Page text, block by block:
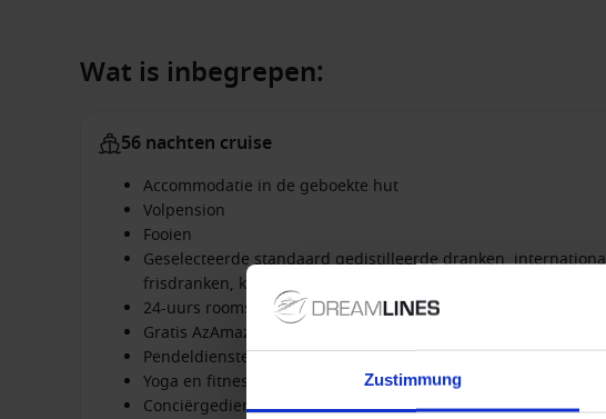
Zustimmung
Wat is inbegrepen:
56 nachten cruise
Accommodatie in de geboekte hut
Volpension
Fooien
Geselecteerde standaard gedistilleerde dranken,
frisdranken, koffie- en theespecialiteiten
24-uurs roomservice
Gratis AzAmazing Avonden evenement op elke reis (behalve
Pendeldiensten tussen havens en stadscentra (waar
Yoga en fitnesslessen
Conciërgediensten